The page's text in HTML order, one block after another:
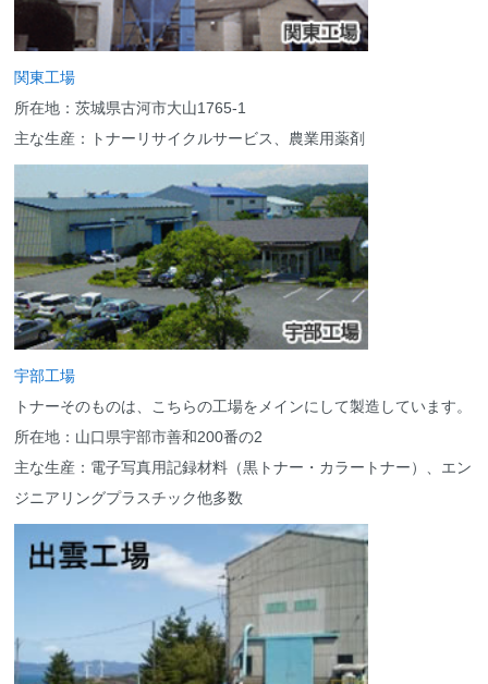
関東工場
所在地：茨城県古河市大山1765-1
主な生産：トナーリサイクルサービス、農業用薬剤
宇部工場
トナーそのものは、こちらの工場をメインにして製造しています。
所在地：山口県宇部市善和200番の2
主な生産：電子写真用記録材料（黒トナー・カラートナー）、エン
ジニアリングプラスチック他多数